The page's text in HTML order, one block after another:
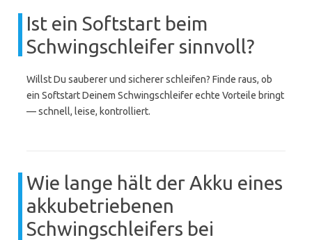
Ist ein Softstart beim
Schwingschleifer sinnvoll?
Willst Du sauberer und sicherer schleifen? Finde raus, ob
ein Softstart Deinem Schwingschleifer echte Vorteile bringt
— schnell, leise, kontrolliert.
Wie lange hält der Akku eines
akkubetriebenen
Schwingschleifers bei